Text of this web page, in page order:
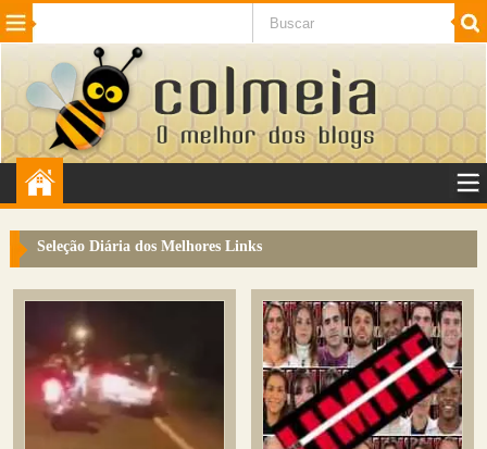
Beleza Cinema e TV
Internet Jogos NotÃ­cias SaÃºde
VeÃ­culos Adulto
Sugerir Link
Colmeia Exchange
Perguntas Frequentes
Sobre
Seleção Diária dos Melhores Links